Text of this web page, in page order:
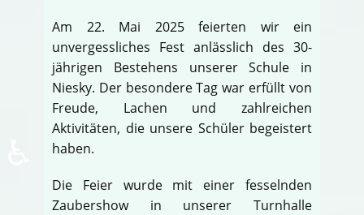
Am 22. Mai 2025 feierten wir ein
unvergessliches Fest anlässlich des 30-
jährigen Bestehens unserer Schule in
Niesky. Der besondere Tag war erfüllt von
Freude, Lachen und zahlreichen
Aktivitäten, die unsere Schüler begeistert
haben.
Die Feier wurde mit einer fesselnden
Zaubershow in unserer Turnhalle